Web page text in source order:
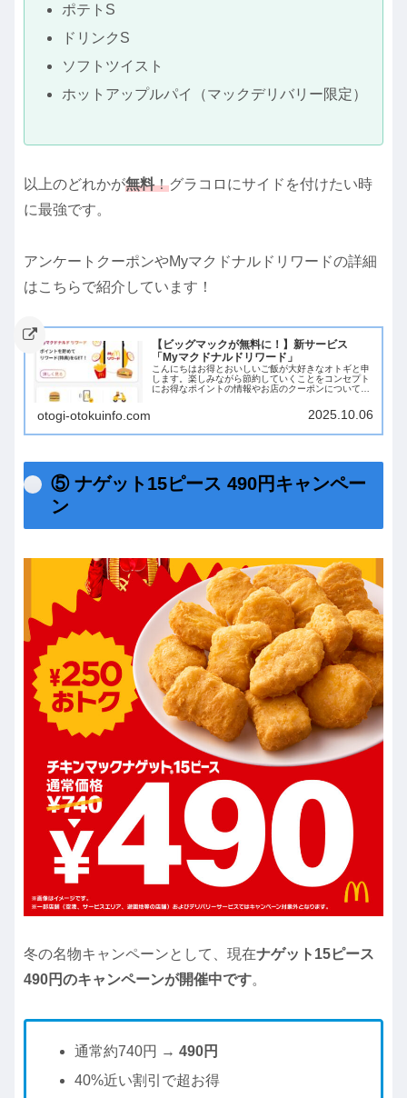
ポテトS
ドリンクS
ソフトツイスト
ホットアップルパイ（マックデリバリー限定）
以上のどれかが無料！グラコロにサイドを付けたい時
に最強です。
アンケートクーポンやMyマクドナルドリワードの詳細
はこちらで紹介しています！
【ビッグマックが無料に！】新サービス
「Myマクドナルドリワード」
こんにちはお得とおいしいご飯が大好きなオトギと申
します。楽しみながら節約していくことをコンセプト
にお得なポイントの情報やお店のクーポンについてお
しめるマクドナルドの新サービスを紹介します。My...
otogi-otokuinfo.com 2025.10.06
⑤ ナゲット15ピース 490円キャンペー
ン
冬の名物キャンペーンとして、現在ナゲット15ピース
490円のキャンペーンが開催中です。
通常約740円 →490円
40%近い割引で超お得